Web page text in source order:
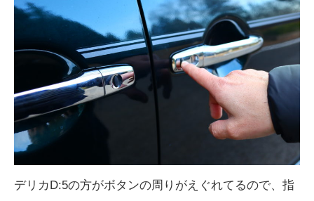
デリカD:5の方がボタンの周りがえぐれてるので、指